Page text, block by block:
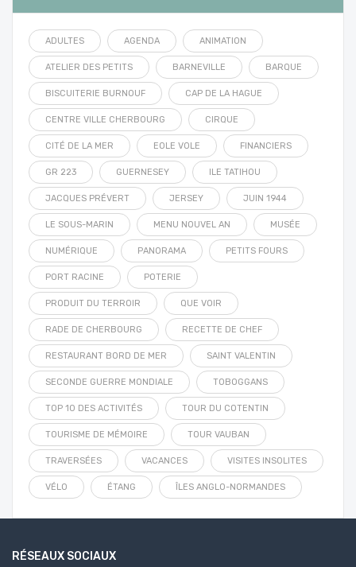
ADULTES AGENDA ANIMATION
ATELIER DES PETITS BARNEVILLE BARQUE
BISCUITERIE BURNOUF CAP DE LA HAGUE
CENTRE VILLE CHERBOURG CIRQUE
CITÉ DE LA MER EOLE VOLE FINANCIERS
GR 223 GUERNESEY ILE TATIHOU
JACQUES PRÉVERT JERSEY JUIN 1944
LE SOUS-MARIN MENU NOUVEL AN MUSÉE
NUMÉRIQUE PANORAMA PETITS FOURS
PORT RACINE POTERIE
PRODUIT DU TERROIR QUE VOIR
RADE DE CHERBOURG RECETTE DE CHEF
RESTAURANT BORD DE MER SAINT VALENTIN
SECONDE GUERRE MONDIALE TOBOGGANS
TOP 10 DES ACTIVITÉS TOUR DU COTENTIN
TOURISME DE MÉMOIRE TOUR VAUBAN
TRAVERSÉES VACANCES VISITES INSOLITES
VÉLO ÉTANG ÎLES ANGLO-NORMANDES
RÉSEAUX SOCIAUX